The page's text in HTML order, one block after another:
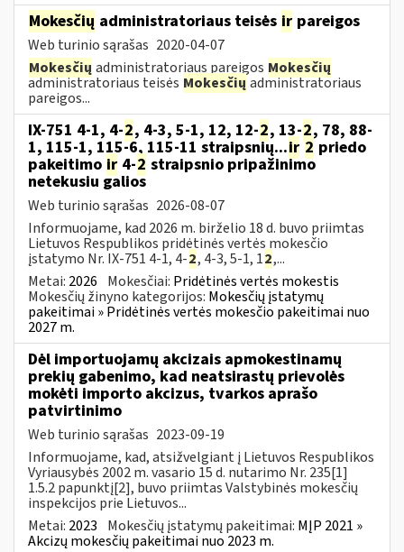
Mokesčių administratoriaus teisės ir pareigos
Web turinio sąrašas 2020-04-07
Mokesčių administratoriaus pareigos Mokesčių
administratoriaus teisės Mokesčių administratoriaus
pareigos...
IX-751 4-1, 4-2, 4-3, 5-1, 12, 12-2, 13-2, 78, 88-
1, 115-1, 115-6, 115-11 straipsnių...ir 2 priedo
pakeitimo ir 4-2 straipsnio pripažinimo
netekusiu galios
Web turinio sąrašas 2026-08-07
Informuojame, kad 2026 m. birželio 18 d. buvo priimtas
Lietuvos Respublikos pridėtinės vertės mokesčio
įstatymo Nr. IX-751 4-1, 4-2, 4-3, 5-1, 12,...
Metai: 2026 Mokesčiai: Pridėtinės vertės mokestis
Mokesčių žinyno kategorijos: Mokesčių įstatymų
pakeitimai » Pridėtinės vertės mokesčio pakeitimai nuo
2027 m.
Dėl importuojamų akcizais apmokestinamų
prekių gabenimo, kad neatsirastų prievolės
mokėti importo akcizus, tvarkos aprašo
patvirtinimo
Web turinio sąrašas 2023-09-19
Informuojame, kad, atsižvelgiant į Lietuvos Respublikos
Vyriausybės 2002 m. vasario 15 d. nutarimo Nr. 235[1]
1.5.2 papunktį[2], buvo priimtas Valstybinės mokesčių
inspekcijos prie Lietuvos...
Metai: 2023 Mokesčių įstatymų pakeitimai: MĮP 2021 »
Akcizų mokesčių pakeitimai nuo 2023 m.